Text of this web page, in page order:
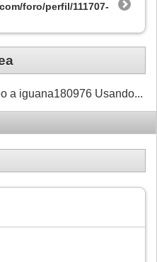
foro/perfil/111707-
a iguana180976 Usando...